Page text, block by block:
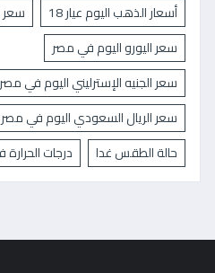
أسعار الذهب اليوم عيار 18
سعر
سعر اليورو اليوم في مصر
سعر الجنيه الإسترليني اليوم في مصر
سعر الريال السعودي اليوم في مصر
حالة الطقس غدا
درجات